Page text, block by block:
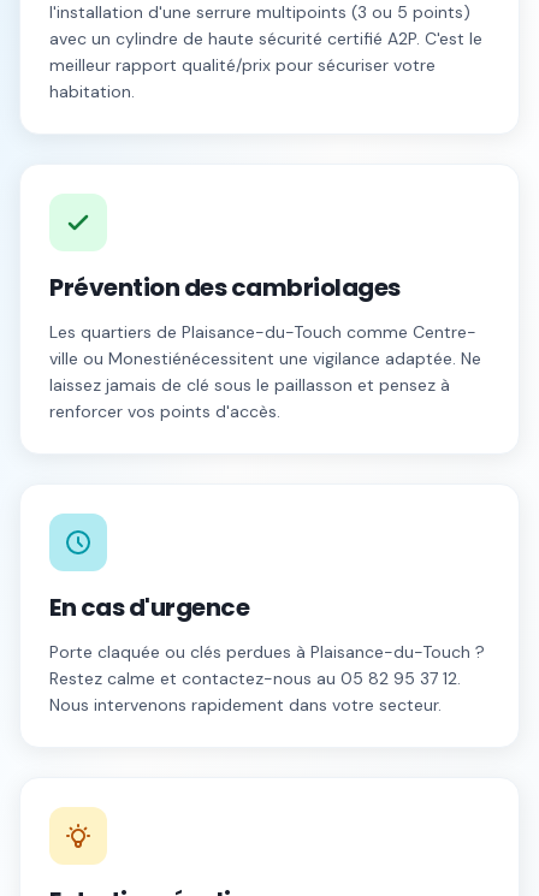
l'installation d'une serrure multipoints (3 ou 5 points)
avec un cylindre de haute sécurité certifié A2P. C'est le
meilleur rapport qualité/prix pour sécuriser votre
habitation.
Prévention des cambriolages
Les quartiers de Plaisance-du-Touch comme Centre-
ville ou Monestiénécessitent une vigilance adaptée. Ne
laissez jamais de clé sous le paillasson et pensez à
renforcer vos points d'accès.
En cas d'urgence
Porte claquée ou clés perdues à Plaisance-du-Touch ?
Restez calme et contactez-nous au 05 82 95 37 12.
Nous intervenons rapidement dans votre secteur.